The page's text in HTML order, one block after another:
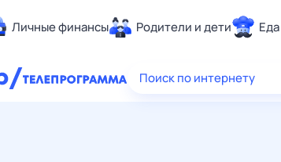
Личные финансы Родители и дети Еда
Здоровье
Поиск по интернету